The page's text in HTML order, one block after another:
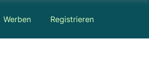
Werben Registrieren